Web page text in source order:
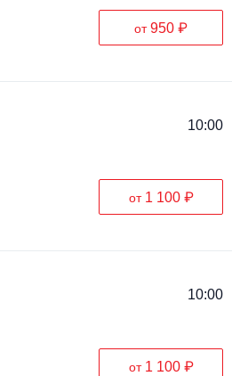
от950 ₽
10:00
от 1 100 ₽
10:00
от 1 100 ₽